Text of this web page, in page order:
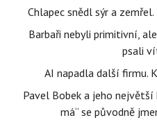
Chlapec snědl sýr a
Barbaři nebyli primitivní,
psali
AI napadla další firmu.
Pavel Bobek a jeho největší
má“ se původně